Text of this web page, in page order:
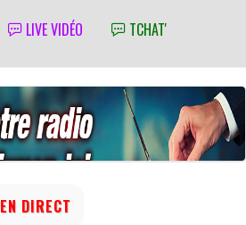
LIVE VIDÉO TCHAT'
EN DIRECT